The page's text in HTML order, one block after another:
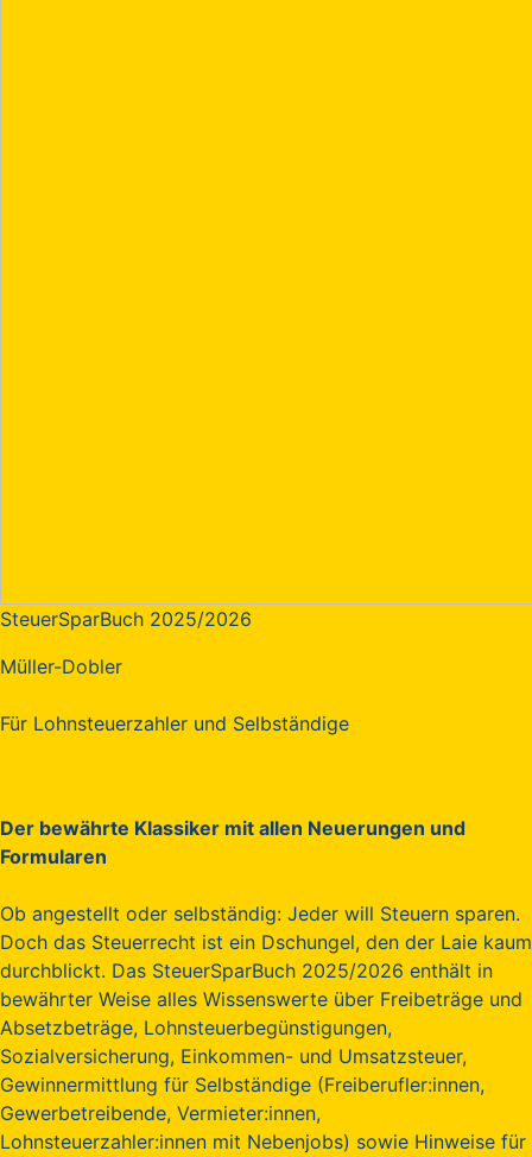
SteuerSparBuch 2025/2026
Müller-Dobler
Für Lohnsteuerzahler und Selbständige
Der bewährte Klassiker mit allen Neuerungen und
Formularen
Ob angestellt oder selbständig: Jeder will Steuern sparen.
Doch das Steuerrecht ist ein Dschungel, den der Laie kaum
durchblickt. Das SteuerSparBuch 2025/2026 enthält in
bewährter Weise alles Wissenswerte über Freibeträge und
Absetzbeträge, Lohnsteuerbegünstigungen,
Sozialversicherung, Einkommen- und Umsatzsteuer,
Gewinnermittlung für Selbständige (Freiberufler:innen,
Gewerbetreibende, Vermieter:innen,
Lohnsteuerzahler:innen mit Nebenjobs) sowie Hinweise für